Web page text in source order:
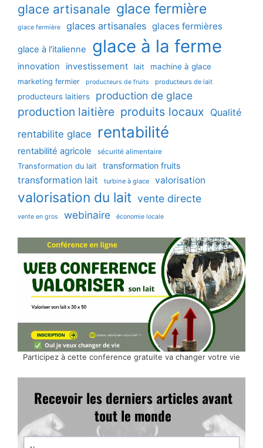
glace artisanale glace fermière
glace fermière glaces artisanales glaces fermières
glace à l'italienne glace à la ferme
innovation investissement lait machine à glace
marketing fermier producteurs de fruits producteurs de lait
producteurs laitiers production de glace
production laitière produits locaux Qualité
rentabilite glace
rentabilité
rentabilité agricole sécurité alimentaire
Transformation du lait transformation fruits
transformation lait turbine à glace valorisation
valorisation du lait vente directe
vente en gros webinaire économie locale
Participez à cette conference gratuite va changer votre vie